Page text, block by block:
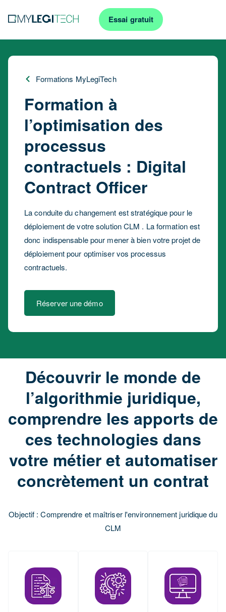
Essai gratuit
Formations MyLegiTech
Formation à
l’optimisation des
processus
contractuels : Digital
Contract Officer
La conduite du changement est stratégique pour le
déploiement de votre solution CLM . La formation est
donc indispensable pour mener à bien votre projet de
déploiement pour optimiser vos processus
contractuels.
Réserver une démo
Découvrir le monde de
l’algorithmie juridique,
comprendre les apports de
ces technologies dans
votre métier et automatiser
concrètement un contrat
Objectif : Comprendre et maîtriser l'environnement juridique du
CLM